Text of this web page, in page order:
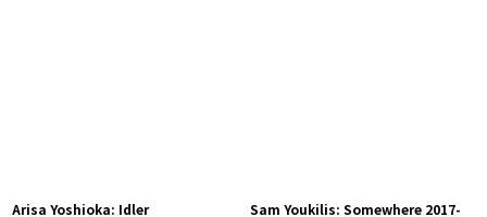
Arisa Yoshioka: Idler
Sam Youkilis: Somewhere 2017-